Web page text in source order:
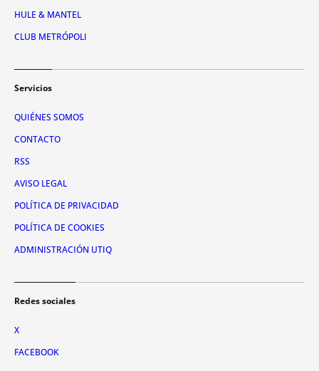
HULE & MANTEL
CLUB METRÓPOLI
Servicios
QUIÉNES SOMOS
CONTACTO
RSS
AVISO LEGAL
POLÍTICA DE PRIVACIDAD
POLÍTICA DE COOKIES
ADMINISTRACIÓN UTIQ
Redes sociales
X
FACEBOOK